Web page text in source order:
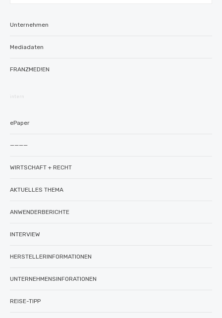
Unternehmen
Mediadaten
FRANZMED!EN
intern
ePaper
————
WIRTSCHAFT + RECHT
AKTUELLES THEMA
ANWENDERBERICHTE
INTERVIEW
HERSTELLERINFORMATIONEN
UNTERNEHMENSINFORATIONEN
REISE-TIPP